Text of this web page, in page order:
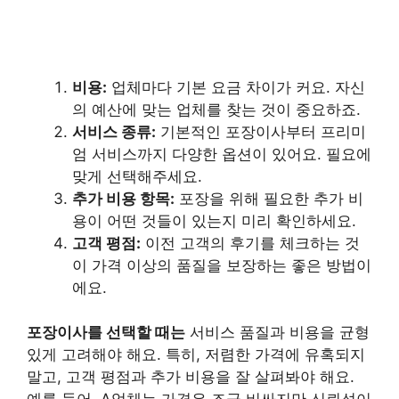
비용: 업체마다 기본 요금 차이가 커요. 자신
의 예산에 맞는 업체를 찾는 것이 중요하죠.
서비스 종류: 기본적인 포장이사부터 프리미
엄 서비스까지 다양한 옵션이 있어요. 필요에
맞게 선택해주세요.
추가 비용 항목: 포장을 위해 필요한 추가 비
용이 어떤 것들이 있는지 미리 확인하세요.
고객 평점: 이전 고객의 후기를 체크하는 것
이 가격 이상의 품질을 보장하는 좋은 방법이
에요.
포장이사를 선택할 때는 서비스 품질과 비용을 균형
있게 고려해야 해요. 특히, 저렴한 가격에 유혹되지
말고, 고객 평점과 추가 비용을 잘 살펴봐야 해요.